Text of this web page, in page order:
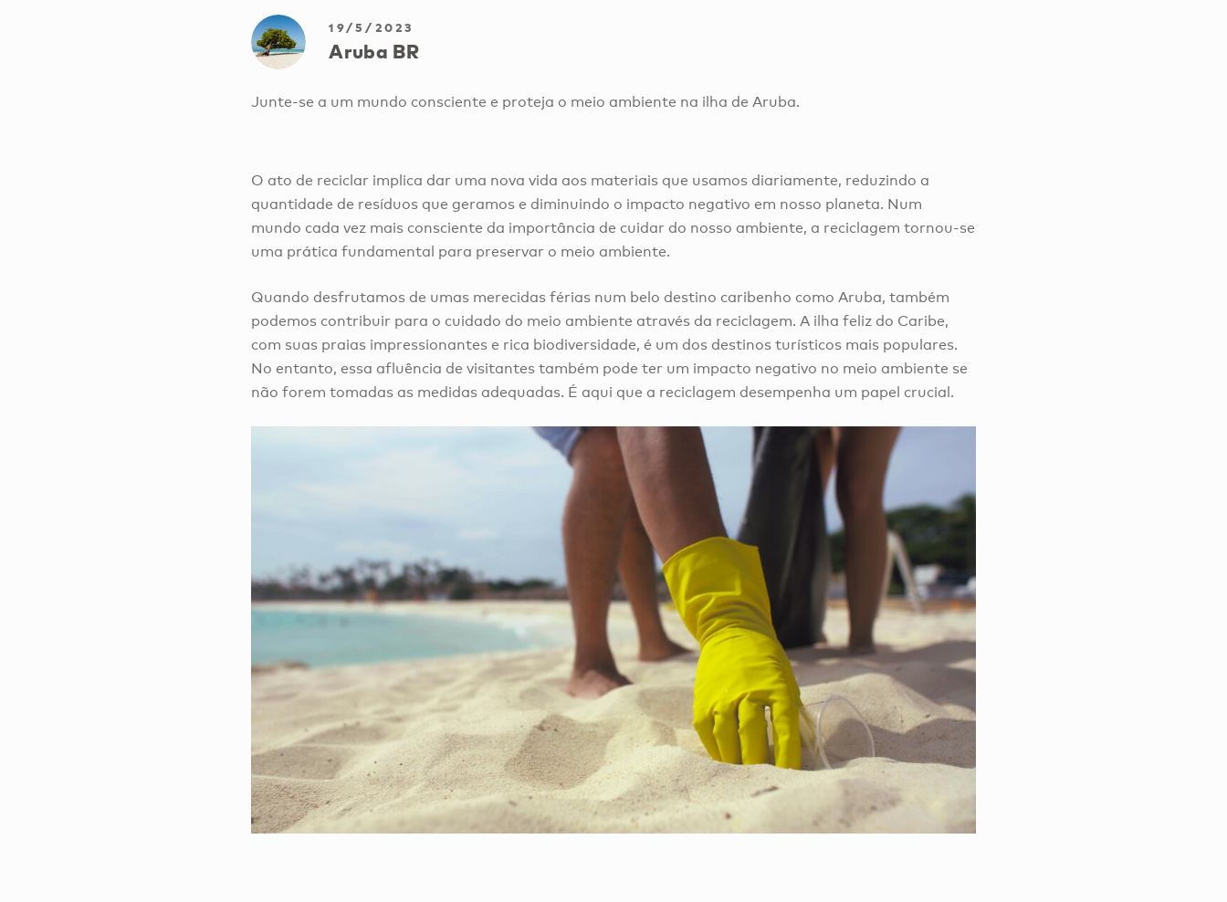
19/5/2023
Aruba BR
Junte-se a um mundo consciente e proteja o meio ambiente na ilha de Aruba.
O ato de reciclar implica dar uma nova vida aos materiais que usamos diariamente, reduzindo a
quantidade de resíduos que geramos e diminuindo o impacto negativo em nosso planeta. Num
mundo cada vez mais consciente da importância de cuidar do nosso ambiente, a reciclagem tornou-se
uma prática fundamental para preservar o meio ambiente.
Quando desfrutamos de umas merecidas férias num belo destino caribenho como Aruba, também
podemos contribuir para o cuidado do meio ambiente através da reciclagem. A ilha feliz do Caribe,
com suas praias impressionantes e rica biodiversidade, é um dos destinos turísticos mais populares.
No entanto, essa afluência de visitantes também pode ter um impacto negativo no meio ambiente se
não forem tomadas as medidas adequadas. É aqui que a reciclagem desempenha um papel crucial.